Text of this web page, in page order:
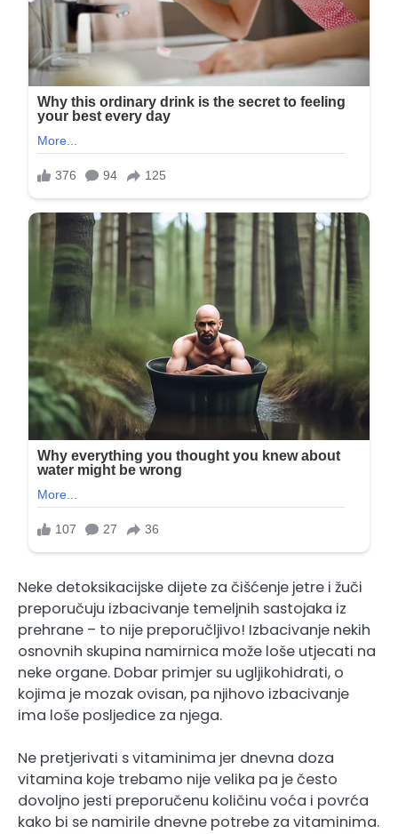
Neke detoksikacijske dijete za čišćenje jetre i žuči
preporučuju izbacivanje temeljnih sastojaka iz
prehrane – to nije preporučljivo! Izbacivanje nekih
osnovnih skupina namirnica može loše utjecati na
neke organe. Dobar primjer su ugljikohidrati, o
kojima je mozak ovisan, pa njihovo izbacivanje
ima loše posljedice za njega.
Ne pretjerivati s vitaminima jer dnevna doza
vitamina koje trebamo nije velika pa je često
dovoljno jesti preporučenu količinu voća i povrća
kako bi se namirile dnevne potrebe za vitaminima.